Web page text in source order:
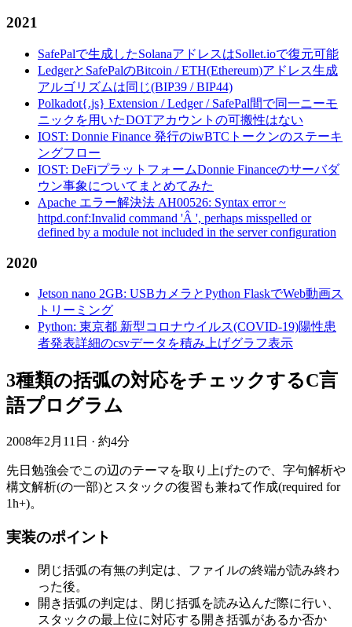
2021
SafePalで生成したSolanaアドレスはSollet.ioで復元可能
LedgerとSafePalのBitcoin / ETH(Ethereum)アドレス生成
アルゴリズムは同じ(BIP39 / BIP44)
Polkadot{.js} Extension / Ledger / SafePal間で同一ニーモ
ニックを用いたDOTアカウントの可搬性はない
IOST: Donnie Finance 発行のiwBTCトークンのステーキ
ングフロー
IOST: DeFiプラットフォームDonnie Financeのサーバダ
ウン事象についてまとめてみた
Apache エラー解決法 AH00526: Syntax error ~
httpd.conf:Invalid command 'Â ', perhaps misspelled or
defined by a module not included in the server configuration
2020
Jetson nano 2GB: USBカメラとPython FlaskでWeb動画ス
トリーミング
Python: 東京都 新型コロナウイルス(COVID-19)陽性患
者発表詳細のcsvデータを積み上げグラフ表示
3種類の括弧の対応をチェックするC言
語プログラム
2008年2月11日 · 約4分
先日勉強会でこの辺のテーマを取り上げたので、字句解析や
構文解析(の一部)とスタックの復習も兼ねて作成(required for
1h+)。
実装のポイント
閉じ括弧の有無の判定は、ファイルの終端が読み終わ
った後。
開き括弧の判定は、閉じ括弧を読み込んだ際に行い、
スタックの最上位に対応する開き括弧があるか否か